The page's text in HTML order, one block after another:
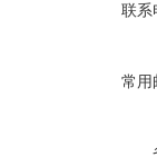
联系
常用